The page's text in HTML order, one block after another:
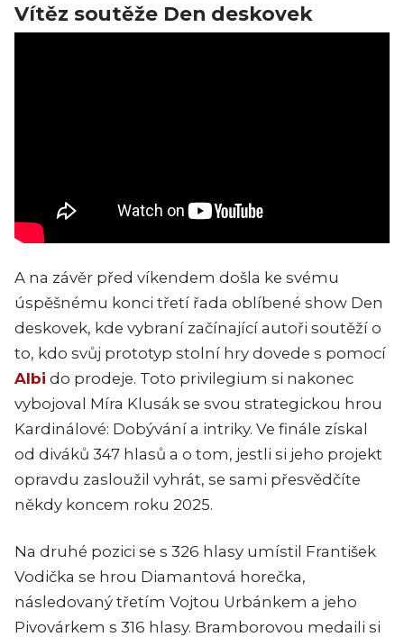
Vítěz soutěže Den deskovek
A na závěr před víkendem došla ke svému
úspěšnému konci třetí řada oblíbené show Den
deskovek, kde vybraní začínající autoři soutěží o
to, kdo svůj prototyp stolní hry dovede s pomocí
Albi do prodeje. Toto privilegium si nakonec
vybojoval Míra Klusák se svou strategickou hrou
Kardinálové: Dobývání a intriky. Ve finále získal
od diváků 347 hlasů a o tom, jestli si jeho projekt
opravdu zasloužil vyhrát, se sami přesvědčíte
někdy koncem roku 2025.
Na druhé pozici se s 326 hlasy umístil František
Vodička se hrou Diamantová horečka,
následovaný třetím Vojtou Urbánkem a jeho
Pivovárkem s 316 hlasy. Bramborovou medaili si